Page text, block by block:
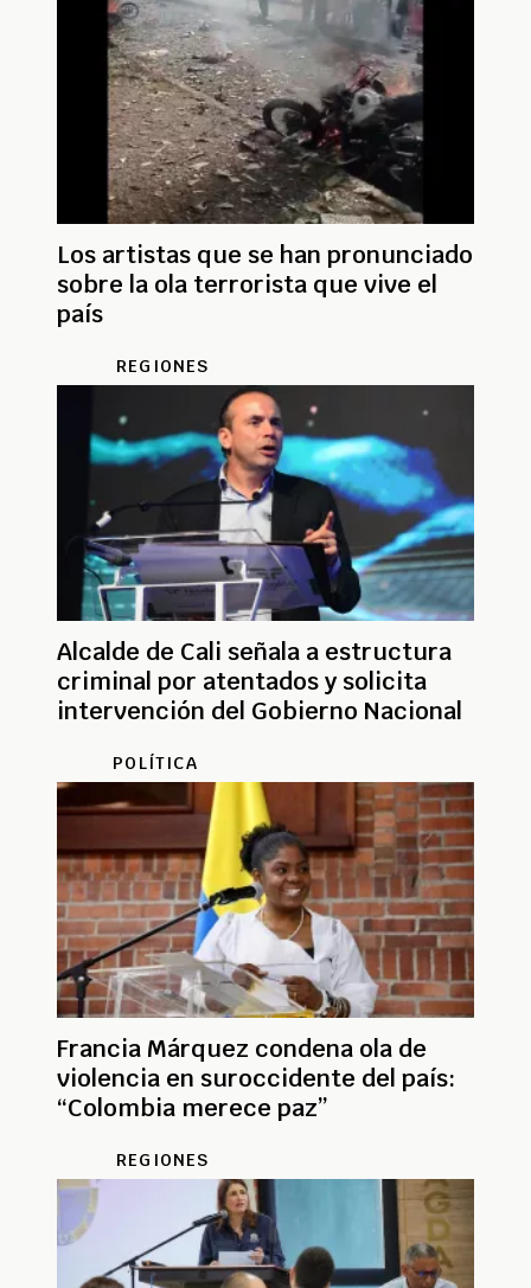
Los artistas que se han pronunciado
sobre la ola terrorista que vive el
país
REGIONES
Alcalde de Cali señala a estructura
criminal por atentados y solicita
intervención del Gobierno Nacional
POLÍTICA
Francia Márquez condena ola de
violencia en suroccidente del país:
“Colombia merece paz”
REGIONES